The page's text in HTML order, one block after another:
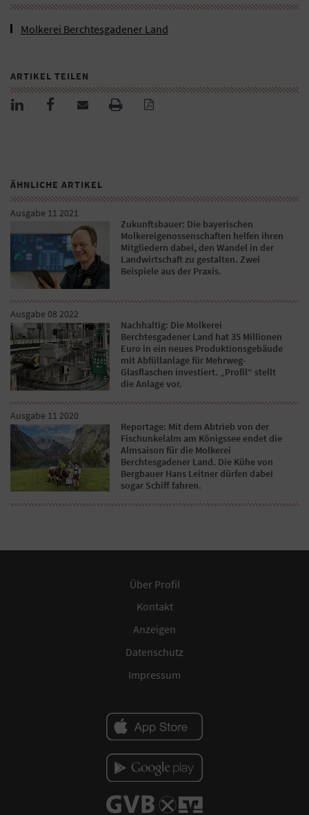
Molkerei Berchtesgadener Land
ARTIKEL TEILEN
ÄHNLICHE ARTIKEL
Ausgabe 11 2021
Zukunftsbauer: Die bayerischen
Molkereigenossenschaften helfen ihren
Mitgliedern dabei, den Wandel in der
Landwirtschaft zu gestalten. Zwei
Beispiele aus der Praxis.
Ausgabe 08 2022
Nachhaltig: Die Molkerei
Berchtesgadener Land hat 35 Millionen
Euro in ein neues Produktionsgebäude
mit Abfüllanlage für Mehrweg-
Glasflaschen investiert. „Profil“ stellt
die Anlage vor.
Ausgabe 11 2020
Reportage: Mit dem Abtrieb von der
Fischunkelalm am Königssee endet die
Almsaison für die Molkerei
Berchtesgadener Land. Die Kühe von
Bergbauer Hans Leitner dürfen dabei
sogar Schiff fahren.
Über Profil
Kontakt
Anzeigen
Datenschutz
Impressum